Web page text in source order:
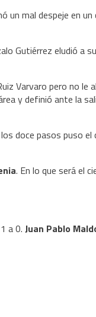
un mal despeje en
Gutiérrez eludió a
Varvaro pero no le
y definió ante la
doce pasos puso
. En lo que será el
a 0. Juan Pablo